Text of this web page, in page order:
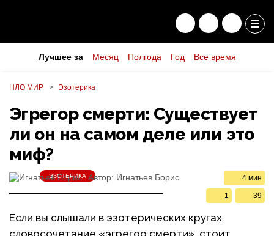
Лучшее за Месяц Полгода Год Все время
НЛО МИР Эзотерика
Эгрегор смерти: Существует
ли он на самом деле или это
миф?
Автор: Игнатьев Борис
ЭЗОТЕРИКА 4 мин
39
1
Если вы слышали в эзотерических кругах
словосочетание «эгрегор смерти», стоит